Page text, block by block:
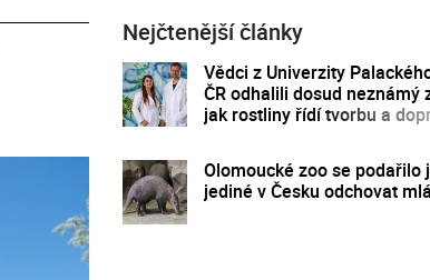
Nejčtenější články
Vědci z Univerzity
ČR odhalili dosud neznámý
jak rostliny řídí tvorbu a
Olomoucké zoo se podařilo
jediné v Česku odchovat